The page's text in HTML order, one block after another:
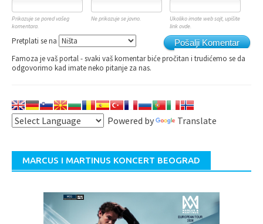
Prikazuje se pored vašeg
komentara.
Ne prikazuje se javno.
Ukoliko imate web sajt, upišite
link ovde.
Pošalji Komentar
Pretplati se na
Famoza je vaš portal - svaki vaš komentar biće pročitan i trudićemo se da
odgovorimo kad imate neko pitanje za nas.
Powered by Translate
MARCUS I MARTINUS KONCERT BEOGRAD